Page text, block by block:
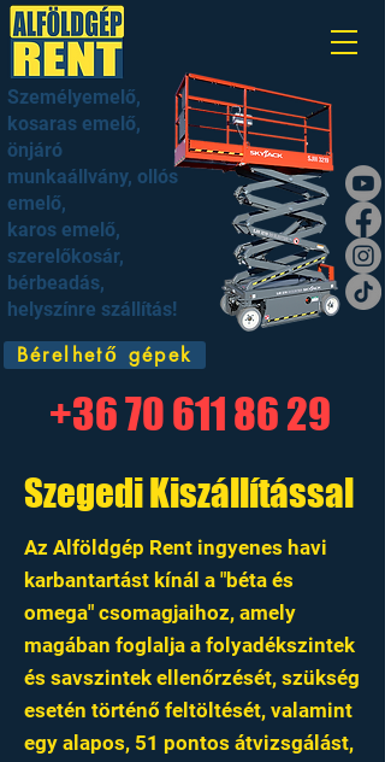
Személyemelő,
kosaras emelő,
önjáró
munkaállvány, ollós
emelő,
karos emelő,
szerelőkosár,
bérbeadás,
helyszínre szállítás!
Bérelhető gépek
+36 70 611 86 29
Szegedi Kiszállítással
Az Alföldgép Rent ingyenes havi
karbantartást kínál a "béta és
omega" csomagjaihoz, amely
magában foglalja a folyadékszintek
és savszintek ellenőrzését, szükség
esetén történő feltöltését, valamint
egy alapos, 51 pontos átvizsgálást,